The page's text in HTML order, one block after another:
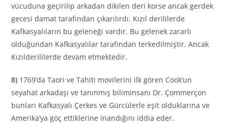
vücuduna geçirilip arkadan dikilen deri korse ancak gerdek
gecesi damat tarafından çıkarılırdı. Kızıl derililerde
Kafkasyalıların bu geleneği vardır. Bu gelenek zararlı
olduğundan Kafkasyalılar tarafından terkedilmiştir. Ancak
Kızılderililerde devam etmektedir.
8) 1769’da Taori ve Tahiti movilerini ilk gören Cook’un
seyahat arkadaşı ve tanınmış biliminsanı Dr. Çommerçon
bunları Kafkasyalı Çerkes ve Gürcülerle eşit olduklarına ve
Amerika’ya göç ettiklerine inandığını iddia eder.